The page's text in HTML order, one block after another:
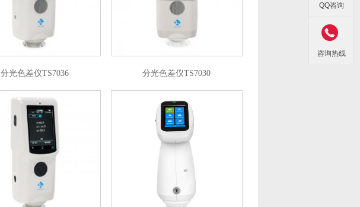
分光色差仪TS7036 分光色差仪TS7030
QQ咨询

咨询热线